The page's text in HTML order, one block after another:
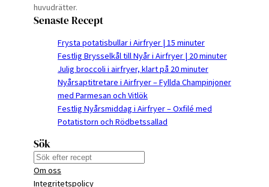
huvudrätter.
Senaste Recept
Frysta potatisbullar i Airfryer | 15 minuter
Festlig Brysselkål till Nyår i Airfryer | 20 minuter
Julig broccoli i airfryer, klart på 20 minuter
Nyårsaptitretare i Airfryer – Fyllda Champinjoner
med Parmesan och Vitlök
Festlig Nyårsmiddag i Airfryer – Oxfilé med
Potatistorn och Rödbetssallad
Sök
S
e
Om oss
Integritetspolicy